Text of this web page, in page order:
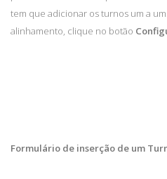
tem que adicionar os turnos um a
alinhamento, clique no botão
Formulário de inserção de um